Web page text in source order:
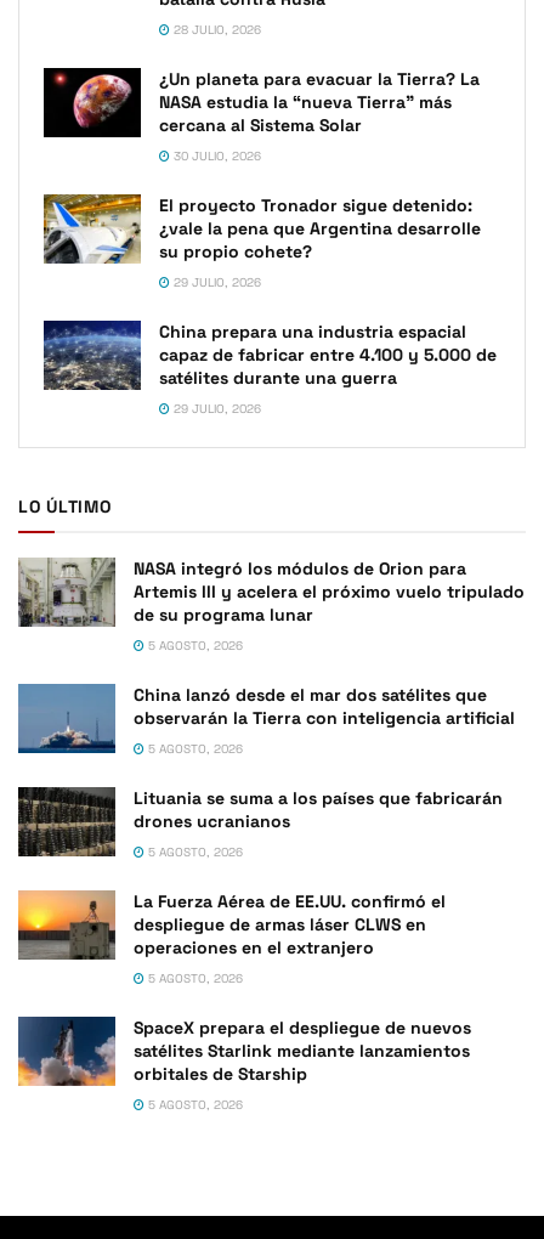
28 JULIO, 2026
¿Un planeta para evacuar la Tierra? La
NASA estudia la “nueva Tierra” más
cercana al Sistema Solar
30 JULIO, 2026
El proyecto Tronador sigue detenido:
¿vale la pena que Argentina desarrolle
su propio cohete?
29 JULIO, 2026
China prepara una industria espacial
capaz de fabricar entre 4.100 y 5.000 de
satélites durante una guerra
29 JULIO, 2026
LO ÚLTIMO
NASA integró los módulos de Orion para
Artemis III y acelera el próximo vuelo tripulado
de su programa lunar
5 AGOSTO, 2026
China lanzó desde el mar dos satélites que
observarán la Tierra con inteligencia artificial
5 AGOSTO, 2026
Lituania se suma a los países que fabricarán
drones ucranianos
5 AGOSTO, 2026
La Fuerza Aérea de EE.UU. confirmó el
despliegue de armas láser CLWS en
operaciones en el extranjero
5 AGOSTO, 2026
SpaceX prepara el despliegue de nuevos
satélites Starlink mediante lanzamientos
orbitales de Starship
5 AGOSTO, 2026